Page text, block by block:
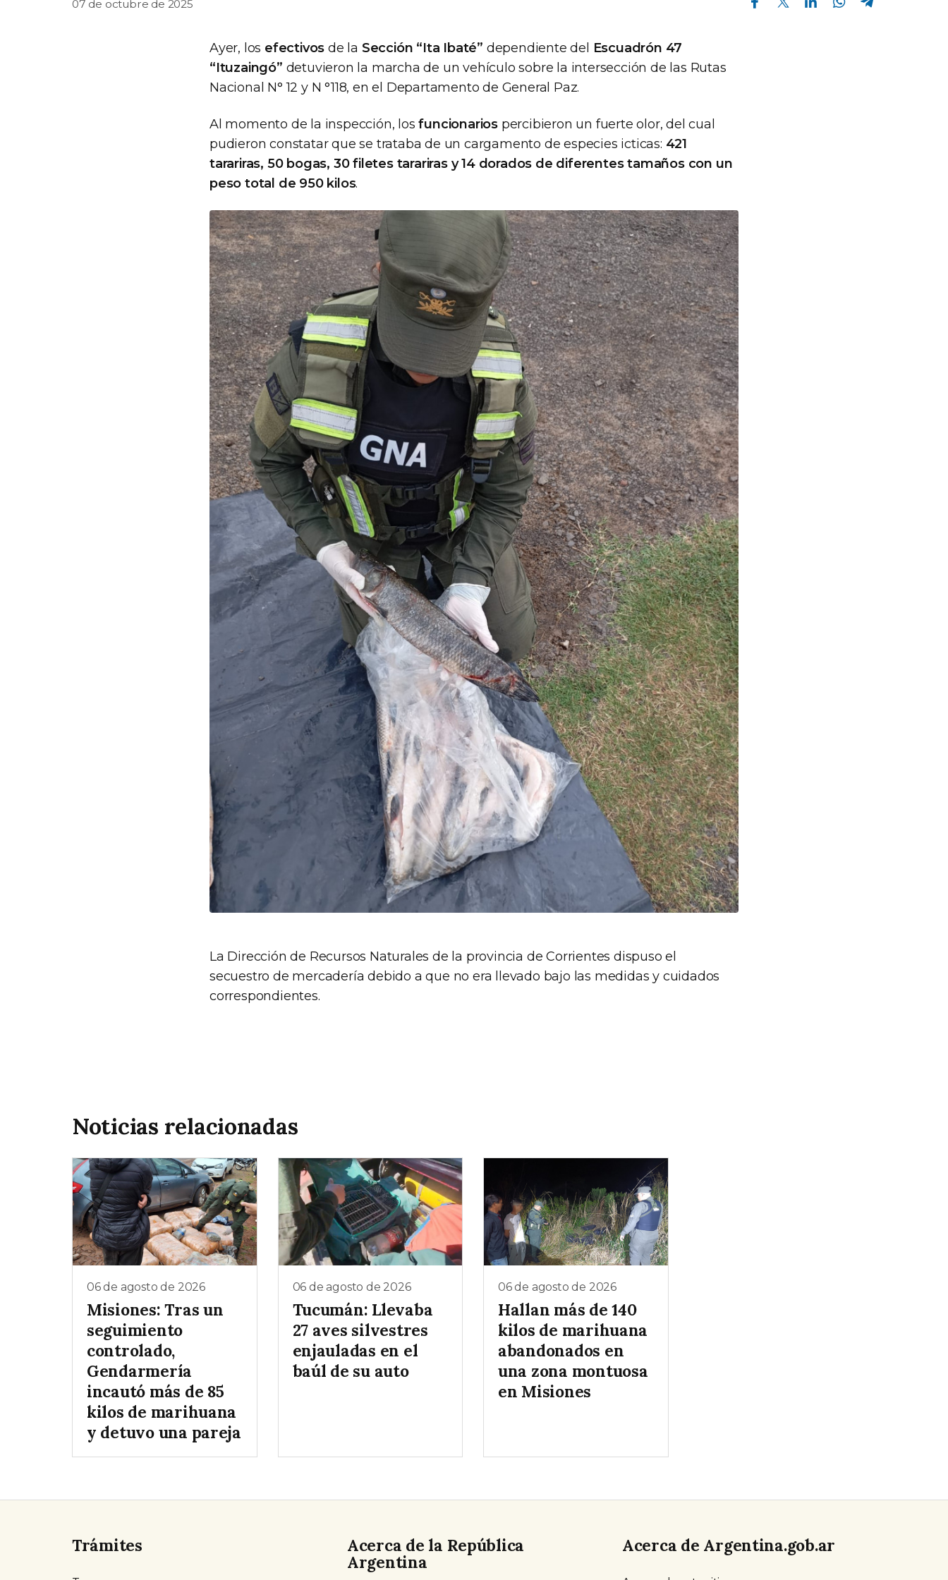
07 de octubre de 2025
Ayer, los efectivos de la Sección “Ita Ibaté” dependiente del Escuadrón 47
“Ituzaingó” detuvieron la marcha de un vehículo sobre la intersección de las Rutas
Nacional N° 12 y N °118, en el Departamento de General Paz.
Al momento de la inspección, losfuncionarios percibieron un fuerte olor, del cual
pudieron constatar que se trataba de un cargamento de especies icticas: 421
tarariras, 50 bogas, 30 filetes tarariras y 14 dorados de diferentes tamaños con un
peso total de 950 kilos.
La Dirección de Recursos Naturales de la provincia de Corrientes dispuso el
secuestro de mercadería debido a que no era llevado bajo las medidas y cuidados
correspondientes.
Noticias relacionadas
06 de agosto de 2026
Misiones: Tras un
seguimiento
controlado,
Gendarmería
incautó más de 85
kilos de marihuana
y detuvo una pareja
06 de agosto de 2026
Tucumán: Llevaba
27 aves silvestres
enjauladas en el
baúl de su auto
06 de agosto de 2026
Hallan más de 140
kilos de marihuana
abandonados en
una zona montuosa
en Misiones
Trámites
Acerca de la República
Argentina
Acerca de Argentina.gob.ar